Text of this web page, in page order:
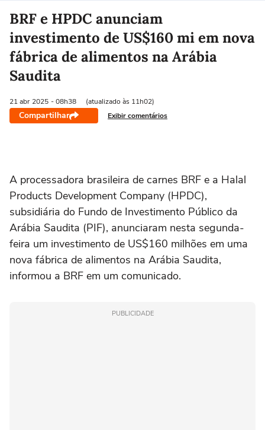
BRF e HPDC anunciam
investimento de US$160 mi em nova
fábrica de alimentos na Arábia
Saudita
21 abr 2025 - 08h38 (atualizado às 11h02)
Compartilhar Exibir comentários
A processadora brasileira de carnes BRF e a Halal
Products Development Company (HPDC),
subsidiária do Fundo de Investimento Público da
Arábia Saudita (PIF), anunciaram nesta segunda-
feira um investimento de US$160 milhões em uma
nova fábrica de alimentos na Arábia Saudita,
informou a BRF em um comunicado.
PUBLICIDADE